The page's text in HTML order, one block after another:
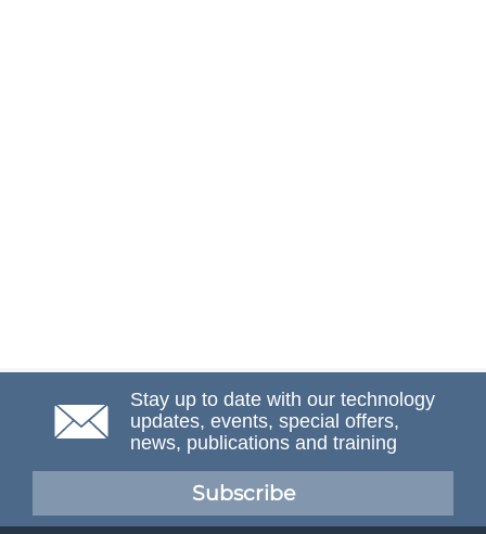
Stay up to date with our technology
updates, events, special offers,
news, publications and training
Subscribe